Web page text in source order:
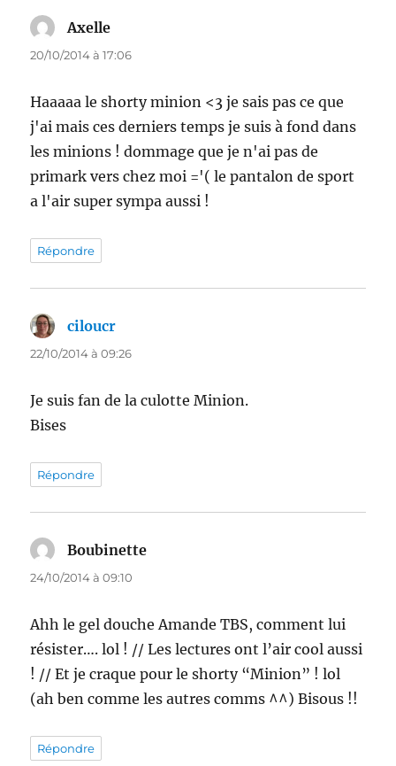
Axelle
20/10/2014 à 17:06
Haaaaa le shorty minion <3 je sais pas ce que
j'ai mais ces derniers temps je suis à fond dans
les minions ! dommage que je n'ai pas de
primark vers chez moi ='( le pantalon de sport
a l'air super sympa aussi !
Répondre
ciloucr
22/10/2014 à 09:26
Je suis fan de la culotte Minion.
Bises
Répondre
Boubinette
24/10/2014 à 09:10
Ahh le gel douche Amande TBS, comment lui
résister…. lol ! // Les lectures ont l’air cool aussi
! // Et je craque pour le shorty “Minion” ! lol
(ah ben comme les autres comms ^^) Bisous !!
Répondre